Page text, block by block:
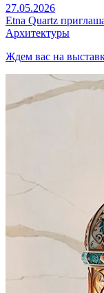
27.05.2026
Etna Quartz
Архитектуры
Ждем вас на